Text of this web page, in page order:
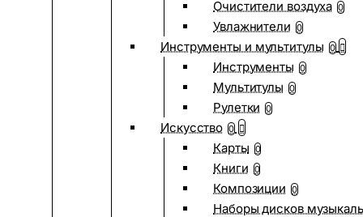
Очистители воздуха 0
Увлажнители 0
Инструменты и мультитулы 0
Инструменты 0
Мультитулы 0
Рулетки 0
Искусство 0
Карты 0
Книги 0
Композиции 0
Наборы дисков